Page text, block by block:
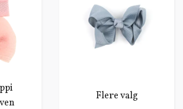
Flere valg